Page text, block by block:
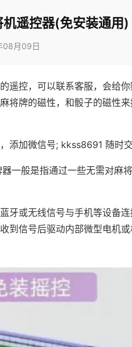
遥控器(免安装通用)
08月09日
遥控，可以联系客服，会给
将牌的磁性，和骰子的磁性
添加微信号; kkss8691 随时交
一般是指通过一些无需对麻
牙或无线信号与手机等设备
到信号后驱动内部微型电机